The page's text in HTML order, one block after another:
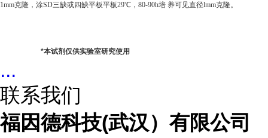
1mm克隆，涂SD三缺或四缺平板平板29℃，80-90h培 养可见直径lmm克隆。
*本试剂仅供实验室研究使用
...
联系我们
福因德科技(武汉）有限公司